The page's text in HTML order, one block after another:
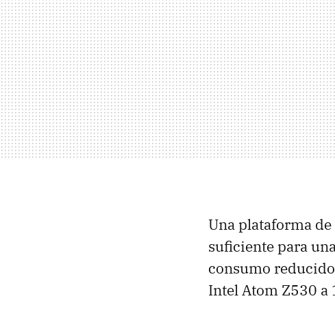
Una plataforma
suficiente para
consumo
Intel Atom Z530 a